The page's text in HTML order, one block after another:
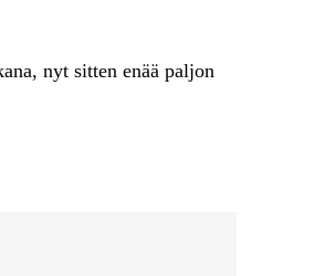
nyt sitten enää paljon